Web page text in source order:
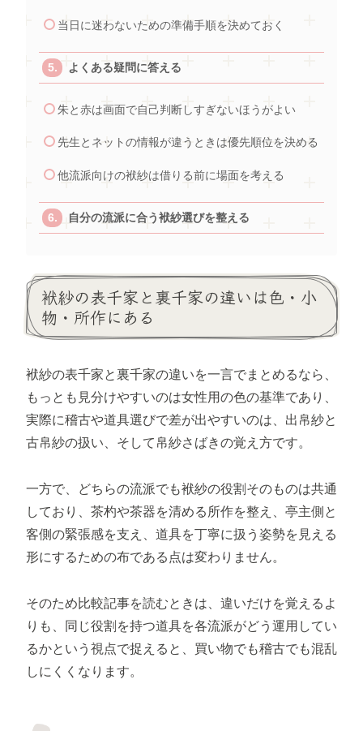
当日に迷わないための準備手順を決めておく
よくある疑問に答える
朱と赤は画面で自己判断しすぎないほうがよい
先生とネットの情報が違うときは優先順位を決める
他流派向けの袱紗は借りる前に場面を考える
自分の流派に合う袱紗選びを整える
袱紗の表千家と裏千家の違いは色・小
物・所作にある
袱紗の表千家と裏千家の違いを一言でまとめるなら、
もっとも見分けやすいのは女性用の色の基準であり、
実際に稽古や道具選びで差が出やすいのは、出帛紗と
古帛紗の扱い、そして帛紗さばきの覚え方です。
一方で、どちらの流派でも袱紗の役割そのものは共通
しており、茶杓や茶器を清める所作を整え、亭主側と
客側の緊張感を支え、道具を丁寧に扱う姿勢を見える
形にするための布である点は変わりません。
そのため比較記事を読むときは、違いだけを覚えるよ
りも、同じ役割を持つ道具を各流派がどう運用してい
るかという視点で捉えると、買い物でも稽古でも混乱
しにくくなります。